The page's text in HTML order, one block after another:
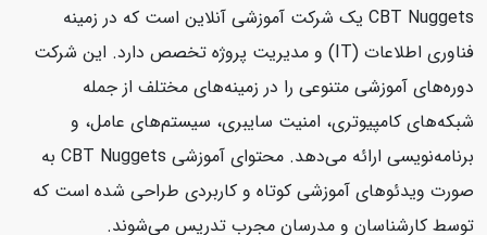
CBT Nuggets یک شرکت آموزشی آنلاین است که در زمینه
فناوری اطلاعات (IT) و مدیریت پروژه تخصص دارد. این شرکت
دوره‌های آموزشی متنوعی را در زمینه‌های مختلف از جمله
شبکه‌های کامپیوتری، امنیت سایبری، سیستم‌های عامل، و
برنامه‌نویسی ارائه می‌دهد. محتوای آموزشی CBT Nuggets به
صورت ویدئوهای آموزشی کوتاه و کاربردی طراحی شده است که
توسط کارشناسان و مدرسان مجرب تدریس می‌شوند.